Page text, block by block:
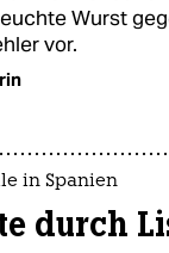
Wurst
vor.
in Spanien
durch